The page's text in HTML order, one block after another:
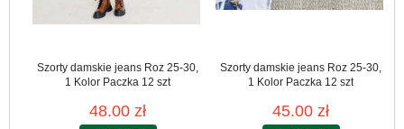
Szorty damskie jeans Roz 25-30,
1 Kolor Paczka 12 szt
48.00 zł
Szorty damskie jeans Roz 25-30,
1 Kolor Paczka 12 szt
45.00 zł